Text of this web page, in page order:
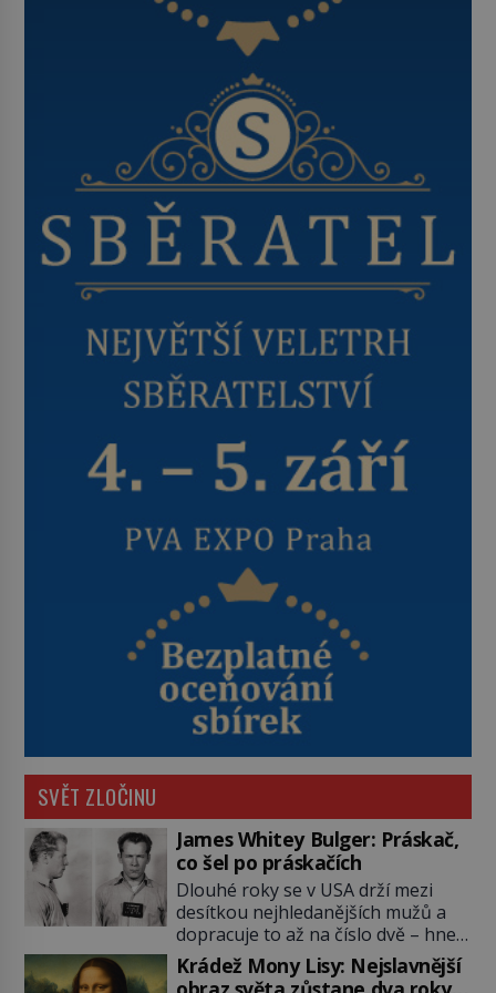
SVĚT ZLOČINU
James Whitey Bulger: Práskač,
co šel po práskačích
Dlouhé roky se v USA drží mezi
desítkou nejhledanějších mužů a
dopracuje to až na číslo dvě – hned
po Usámovi bin Ládinovi (1957–
2011). To je James „Whitey“ Bulger
Krádež Mony Lisy: Nejslavnější